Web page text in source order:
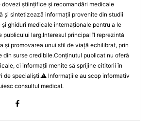
științifice și recomandări medicale
și sintetizează informații provenite din studii
ghiduri medicale internaționale pentru a le
publicului larg.Interesul principal îl reprezintă
și promovarea unui stil de viață echilibrat, prin
surse credibile.Conținutul publicat nu oferă
ci informații menite să sprijine cititorii în
de specialiști.⚠️ Informațiile au scop informativ
consultul medical.